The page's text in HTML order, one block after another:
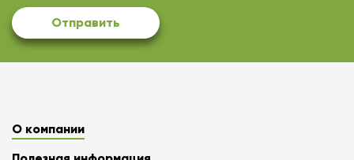
Отправить
О компании